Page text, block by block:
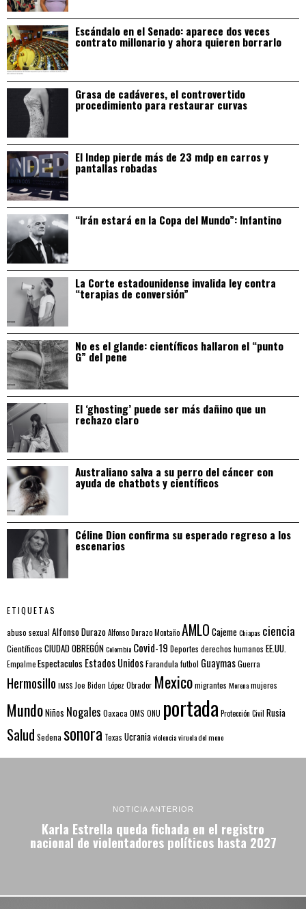
Escándalo en el Senado: aparece dos veces
contrato millonario y ahora quieren borrarlo
Grasa de cadáveres, el controvertido
procedimiento para restaurar curvas
El Indep pierde más de 23 mdp en carros y
pantallas robadas
“Irán estará en la Copa del Mundo”: Infantino
La Corte estadounidense invalida ley contra
“terapias de conversión”
No es el glande: científicos hallaron el “punto
G” del pene
El ‘ghosting’ puede ser más dañino que un
rechazo claro
Australiano salva a su perro del cáncer con
ayuda de chatbots y científicos
Céline Dion confirma su esperado regreso a los
escenarios
ETIQUETAS
abuso sexual Alfonso DurazoAlfonso Durazo MontañoAMLO CajemeChiapas ciencia
Científicos CIUDAD OBREGÓNColombia Covid-19 Deportes derechos humanos EE.UU.
EmpalmeEspectaculos Estados UnidosFarandulafutbol GuaymasGuerra
Hermosillo IMSS Joe Biden López Obrador Mexicomigrantes Morenamujeres
MundoNiños Nogales Oaxaca OMS ONU portada Protección Civil Rusia
Salud Sedena sonora Texas Ucraniaviolenciaviruela del mono
NOTICIA ANTERIOR
Karla Estrella queda fichada en el registro
nacional de violentadores políticos hasta 2027